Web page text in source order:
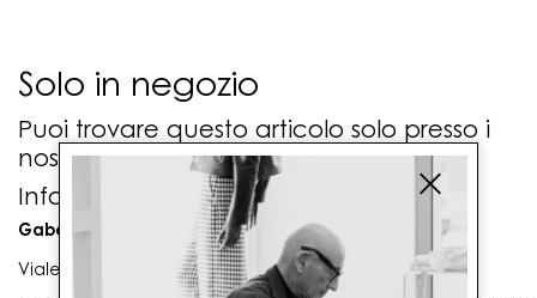
Solo in negozio
Puoi trovare questo articolo solo presso i
nostri punti vendita:
Info contatti
Gaballo Mario srl
Viale G. Matteotti n. 23 00053 Civitavecchia (RM)